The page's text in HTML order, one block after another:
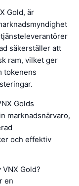
Gold, är
säkerställer att
ram, vilket ger
tokenens
Golds
marknadsnärvaro,
och effektiv
Gold?
en